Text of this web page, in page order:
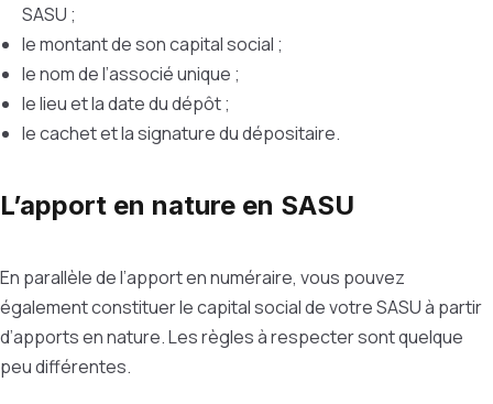
SASU ;
le montant de son capital social ;
le nom de l’associé unique ;
le lieu et la date du dépôt ;
le cachet et la signature du dépositaire.
L’apport en nature en SASU
En parallèle de l’apport en numéraire, vous pouvez
également constituer le capital social de votre SASU à partir
d’apports en nature. Les règles à respecter sont quelque
peu différentes.